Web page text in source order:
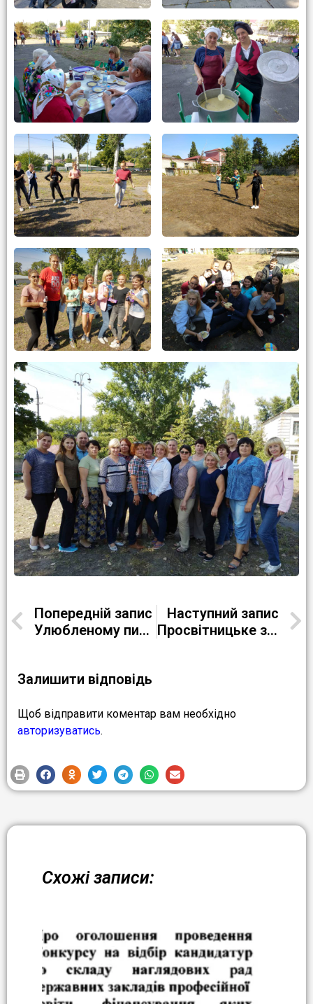
Попередній запис
Улюбленому письменнику І.П. Котляревському
Наступний запис
Просвітницьке заняття з теми “Булінг”
Залишити відповідь
Щоб відправити коментар вам необхідно
авторизуватись.
Схожі записи: